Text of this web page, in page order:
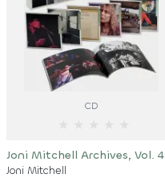
CD
Joni Mitchell Archives, Vol. 4
Joni Mitchell